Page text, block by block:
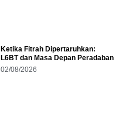
Ketika Fitrah Dipertaruhkan:
L6BT dan Masa Depan Peradaban
02/08/2026